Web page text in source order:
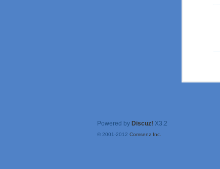
Powered by Discuz! X3.2
© 2001-2012 Comsenz Inc.